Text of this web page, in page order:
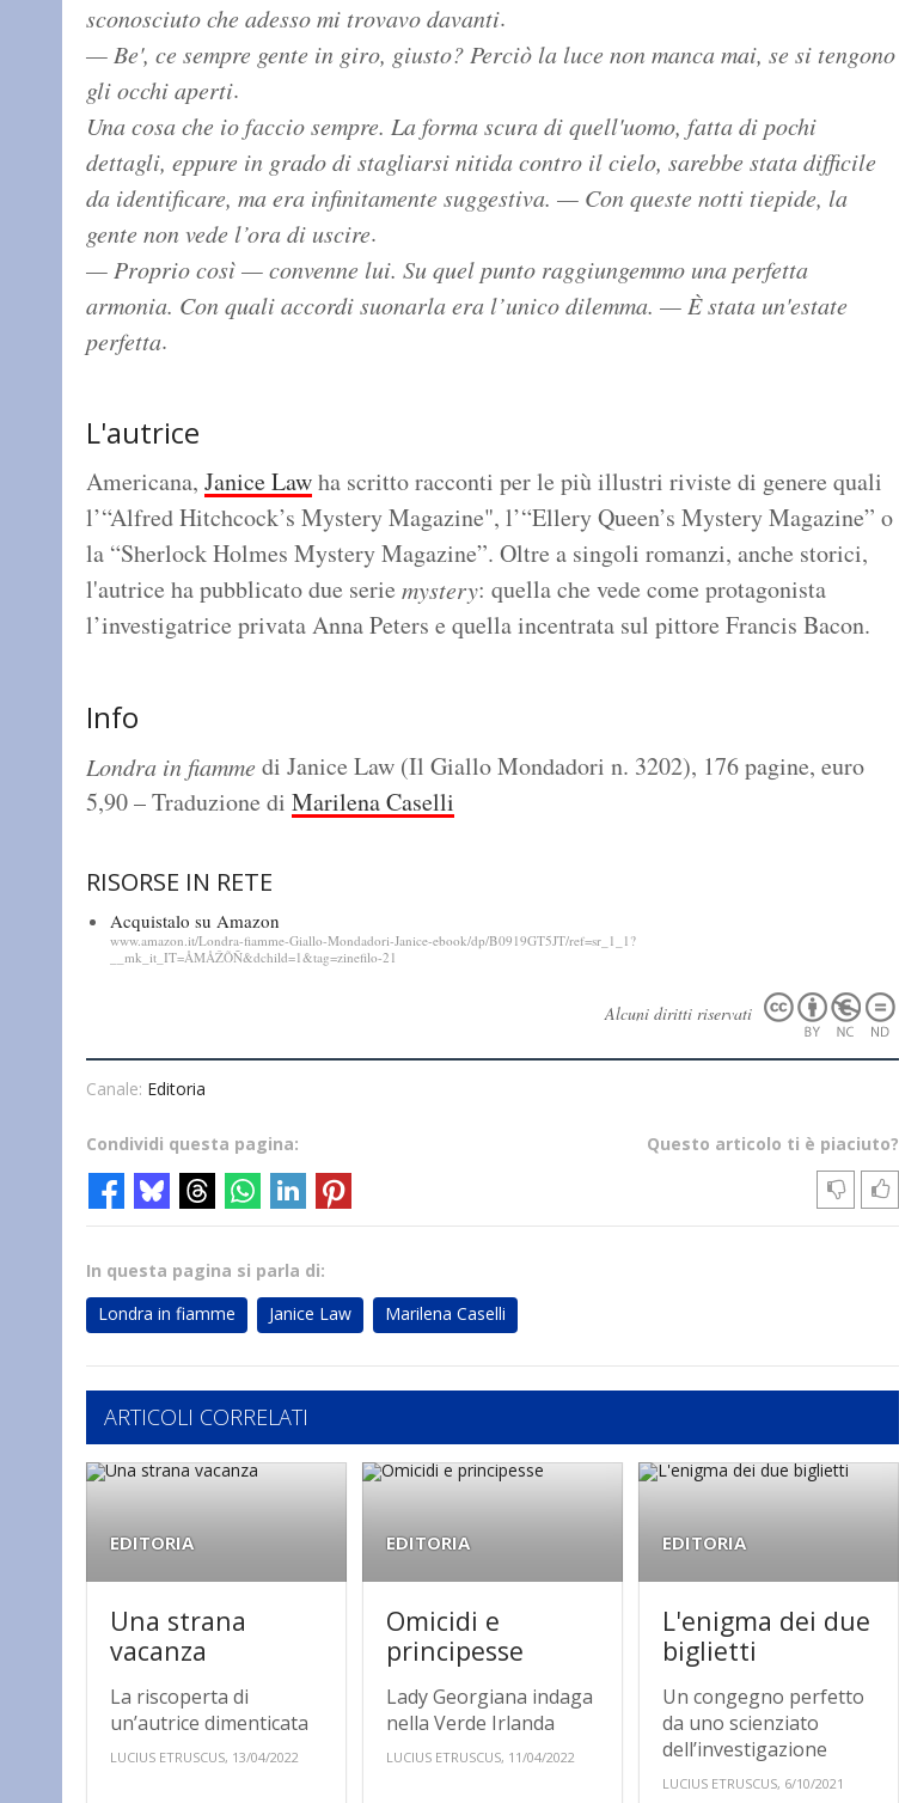
sconosciuto che adesso mi trovavo davanti.
— Be', ce sempre gente in giro, giusto? Perciò la luce non manca mai, se si tengono
gli occhi aperti.
Una cosa che io faccio sempre. La forma scura di quell'uomo, fatta di pochi
dettagli, eppure in grado di stagliarsi nitida contro il cielo, sarebbe stata difficile
da identificare, ma era infinitamente suggestiva. — Con queste notti tiepide, la
gente non vede l’ora di uscire.
— Proprio così — convenne lui. Su quel punto raggiungemmo una perfetta
armonia. Con quali accordi suonarla era l’unico dilemma. — È stata un'estate
perfetta.
L'autrice
Americana, Janice Lawha scritto racconti per le più illustri riviste di genere quali
l’“Alfred Hitchcock’s Mystery Magazine", l’“Ellery Queen’s Mystery Magazine” o
la “Sherlock Holmes Mystery Magazine”. Oltre a singoli romanzi, anche storici,
l'autrice ha pubblicato due serie mystery: quella che vede come protagonista
l’investigatrice privata Anna Peters e quella incentrata sul pittore Francis Bacon.
Info
Londra in fiamme di Janice Law (Il Giallo Mondadori n. 3202), 176 pagine, euro
5,90 – Traduzione di Marilena Caselli
RISORSE IN RETE
Acquistalo su Amazon
www.amazon.it/Londra-fiamme-Giallo-Mondadori-Janice-ebook/dp/B0919GT5JT/ref=sr_1_1?
__mk_it_IT=ÅMÅŽÕÑ&dchild=1&tag=zinefilo-21
Alcuni diritti riservati
Canale: Editoria
Questo articolo ti è piaciuto?
Condividi questa pagina:
In questa pagina si parla di:
Londra in fiamme
Janice Law Marilena Caselli
ARTICOLI CORRELATI
EDITORIA
Una strana
vacanza
La riscoperta di
un’autrice dimenticata
LUCIUS ETRUSCUS, 13/04/2022
EDITORIA
Omicidi e
principesse
Lady Georgiana indaga
nella Verde Irlanda
LUCIUS ETRUSCUS, 11/04/2022
EDITORIA
L'enigma dei due
biglietti
Un congegno perfetto
da uno scienziato
dell’investigazione
LUCIUS ETRUSCUS, 6/10/2021